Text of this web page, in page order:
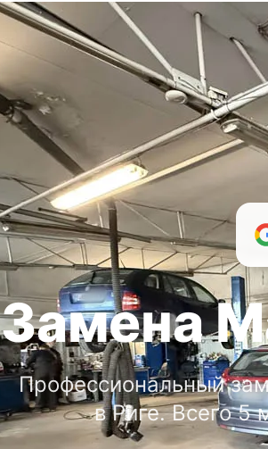
Замена
Профессиональный
в Риге. Всего 5